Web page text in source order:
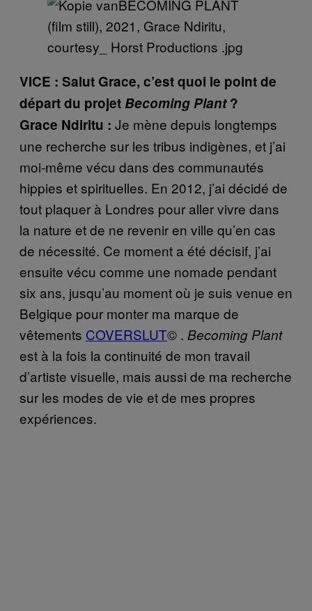
VICE : Salut Grace, c’est quoi le point de
départ du projet Becoming Plant?
Grace Ndiritu : Je mène depuis longtemps
une recherche sur les tribus indigènes, et j’ai
moi-même vécu dans des communautés
hippies et spirituelles. En 2012, j’ai décidé de
tout plaquer à Londres pour aller vivre dans
la nature et de ne revenir en ville qu’en cas
de nécessité. Ce moment a été décisif, j’ai
ensuite vécu comme une nomade pendant
six ans, jusqu’au moment où je suis venue en
Belgique pour monter ma marque de
vêtements COVERSLUT© . Becoming Plant
est à la fois la continuité de mon travail
d’artiste visuelle, mais aussi de ma recherche
sur les modes de vie et de mes propres
expériences.